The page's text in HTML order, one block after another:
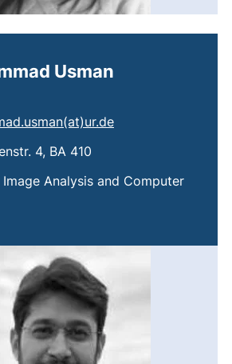
Usman
(öffnet Ihr E-Mail-
4, BA 410
Analysis and Computer